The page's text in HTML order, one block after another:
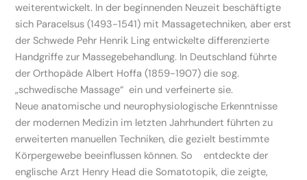
weiterentwickelt. In der beginnenden Neuzeit beschäftigte
sich Paracelsus (1493-1541) mit Massagetechniken, aber erst
der Schwede Pehr Henrik Ling entwickelte differenzierte
Handgriffe zur Massegebehandlung. In Deutschland führte
der Orthopäde Albert Hoffa (1859-1907) die sog.
„schwedische Massage“ ein und verfeinerte sie.
Neue anatomische und neurophysiologische Erkenntnisse
der modernen Medizin im letzten Jahrhundert führten zu
erweiterten manuellen Techniken, die gezielt bestimmte
Körpergewebe beeinflussen können. So entdeckte der
englische Arzt Henry Head die Somatotopik, die zeigte,